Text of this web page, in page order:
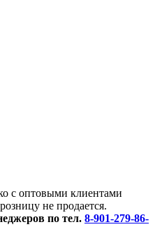
с оптовыми клиентами
не продается.
по тел. 8-901-279-86-